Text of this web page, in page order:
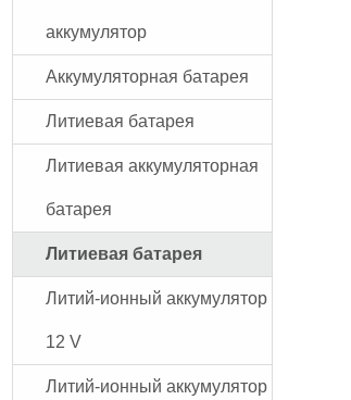
аккумулятор
Аккумуляторная батарея
Литиевая батарея
Литиевая аккумуляторная
батарея
Литиевая батарея
Литий-ионный аккумулятор
12 V
Литий-ионный аккумулятор